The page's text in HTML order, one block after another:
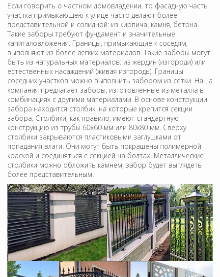
Если говорить о частном домовладении, то фасадную часть
участка примыкающею к улице часто делают более
представительной и солидной: из кирпича, камня, бетона.
Такие заборы требуют фундамент и значительные
капиталовложения. Границы, примыкающие к соседям,
выполняют из более лёгких материалов. Такие заборы могут
быть из натуральных материалов: из жердин (изгороди) или
естественных насаждений (живая изгородь). Границы
соседних участков можно выполнить забором из сетки. Наша
компания предлагает заборы, изготовленные из металла в
комбинациях с другими материалами. В основе конструкции
забора находится столбик, на которые крепится секции
забора. Столбики, как правило, имеют стандартную
конструкцию из трубы 60х60 мм или 80х80 мм. Сверху
столбики закрываются пластиковыми заглушками от
попадания влаги. Они могут быть покрашены полимерной
краской и соединяться с секцией на болтах. Металлические
столбики можно обложить камнем, забор будет выглядеть
более представительным.